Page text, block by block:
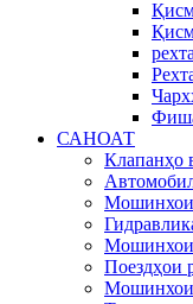
САНОАТ
Клапанҳо
Мошинхои
Поездҳои
Мошинхои